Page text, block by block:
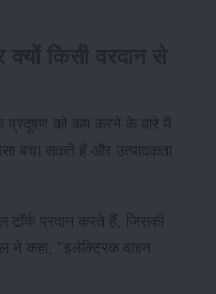
प्रदूषण को कम करने के बारे में
बचा सकते हैं और उत्पादकता
प्रदान करते हैं, जिसकी
ने कहा, "इलेक्ट्रिक वाहन